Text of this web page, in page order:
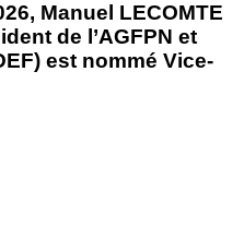
Manuel LECOMTE
de l’AGFPN et
est nommé Vice-